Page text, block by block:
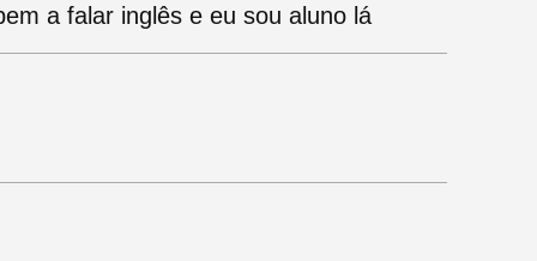
a falar inglês e eu sou aluno lá